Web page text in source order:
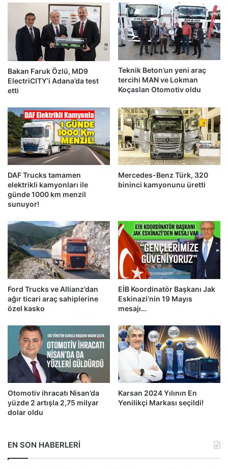
Bakan Faruk Özlü, MD9
ElectriCITY’i Adana’da test
etti
Teknik Beton’un yeni araç
tercihi MAN ve Lokman
Koçaslan Otomotiv oldu
DAF Trucks tamamen
elektrikli kamyonları ile
günde 1000 km menzil
sunuyor!
Mercedes-Benz Türk, 320
bininci kamyonunu üretti
Ford Trucks ve Allianz’dan
ağır ticari araç sahiplerine
özel kasko
EİB Koordinatör Başkanı Jak
Eskinazi’nin 19 Mayıs
mesajı…
Otomotiv ihracatı Nisan’da
yüzde 2 artışla 2,75 milyar
dolar oldu
Karsan 2024 Yılının En
Yenilikçi Markası seçildi!
EN SON HABERLERİ